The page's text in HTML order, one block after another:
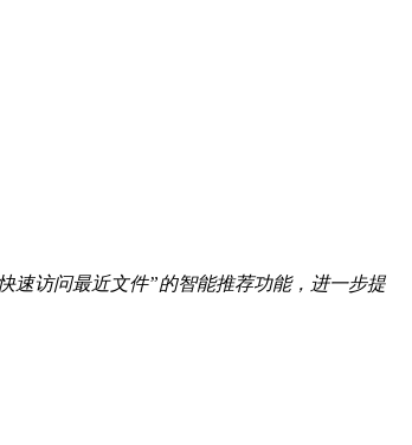
速访问最近文件”的智能推荐功能，进一步提